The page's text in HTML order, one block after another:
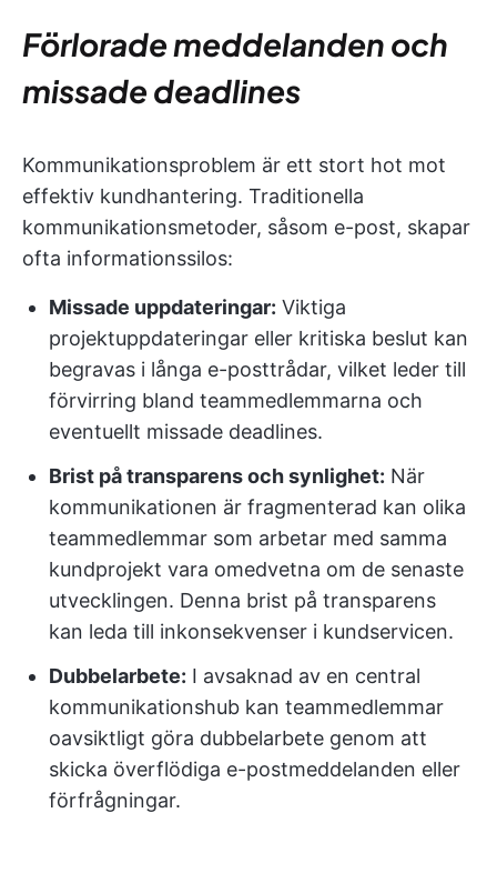
Förlorade meddelanden och
missade deadlines
Kommunikationsproblem är ett stort hot mot
effektiv kundhantering. Traditionella
kommunikationsmetoder, såsom e-post, skapar
ofta informationssilos:
Missade uppdateringar: Viktiga
projektuppdateringar eller kritiska beslut kan
begravas i långa e-posttrådar, vilket leder till
förvirring bland teammedlemmarna och
eventuellt missade deadlines.
Brist på transparens och synlighet: När
kommunikationen är fragmenterad kan olika
teammedlemmar som arbetar med samma
kundprojekt vara omedvetna om de senaste
utvecklingen. Denna brist på transparens
kan leda till inkonsekvenser i kundservicen.
Dubbelarbete: I avsaknad av en central
kommunikationshub kan teammedlemmar
oavsiktligt göra dubbelarbete genom att
skicka överflödiga e-postmeddelanden eller
förfrågningar.